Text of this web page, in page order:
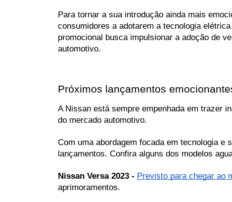
Para tornar a sua introdução ainda mais
consumidores a adotarem a tecnologia
promocional busca impulsionar a adoção de
automotivo.
Próximos lançamentos
A Nissan está sempre empenhada em trazer
do mercado automotivo.
Com uma abordagem focada em tecnologia e
lançamentos. Confira alguns dos modelos
Nissan Versa 2023 - Previsto para chegar ao
aprimoramentos.